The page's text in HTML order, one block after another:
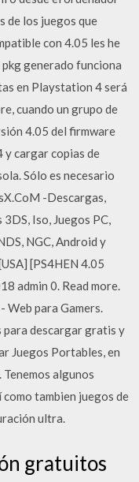
de los juegos que
con 4.05 les he
generado funciona
en Playstation 4 será
cuando un grupo de
4.05 del firmware
y cargar copias de
Sólo es necesario
-Descargas,
Iso, Juegos PC,
NGC, Android y
[PS4HEN 4.05
admin 0. Read more.
Web para Gamers.
para descargar gratis y
Juegos Portables, en
algunos
tambien juegos de
ultra.
gratuitos